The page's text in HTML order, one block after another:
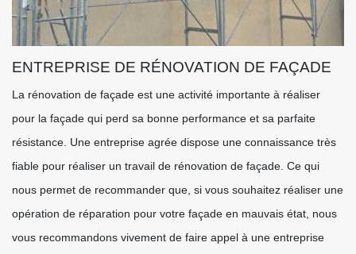
ENTREPRISE DE RÉNOVATION DE FAÇADE
La rénovation de façade est une activité importante à réaliser
pour la façade qui perd sa bonne performance et sa parfaite
résistance. Une entreprise agrée dispose une connaissance très
fiable pour réaliser un travail de rénovation de façade. Ce qui
nous permet de recommander que, si vous souhaitez réaliser une
opération de réparation pour votre façade en mauvais état, nous
vous recommandons vivement de faire appel à une entreprise